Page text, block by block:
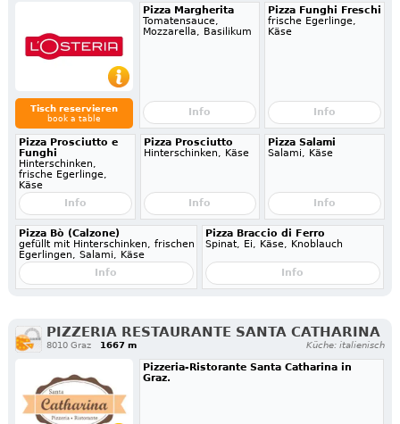
Tisch reservieren
book a table
Pizza Margherita
Tomatensauce,
Mozzarella, Basilikum
Info
Pizza Funghi Freschi
frische Egerlinge,
Käse
Info
Pizza Prosciutto e
Funghi
Hinterschinken,
frische Egerlinge,
Käse
Info
Pizza Prosciutto
Hinterschinken, Käse
Info
Pizza Salami
Salami, Käse
Info
Pizza Bò (Calzone)
gefüllt mit Hinterschinken, frischen
Egerlingen, Salami, Käse
Info
Pizza Braccio di Ferro
Spinat, Ei, Käse, Knoblauch
Info
PIZZERIA RESTAURANTE SANTA CATHARINA
8010 Graz 1667 m Küche: italienisch
Pizzeria-Ristorante Santa Catharina in
Graz.